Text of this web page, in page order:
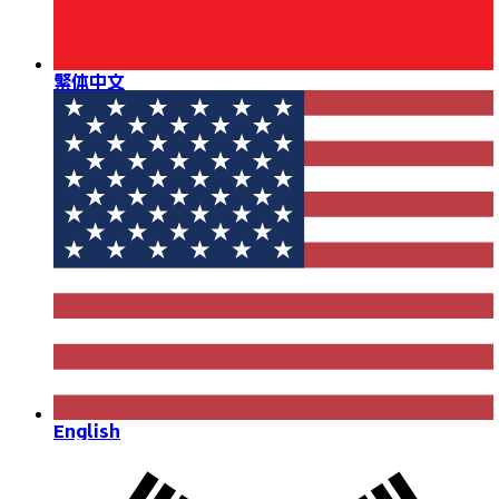
繁体中文
English